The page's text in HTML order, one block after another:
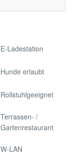
E-Ladestation
Hunde erlaubt
Rollstuhlgeeignet
Terrassen- /
Gartenrestaurant
W-LAN